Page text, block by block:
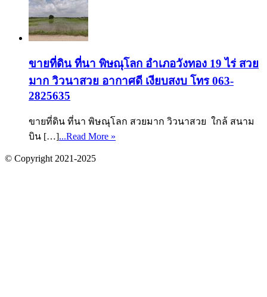
ขายที่ดิน ที่นา พิษณุโลก อำเภอวังทอง 19 ไร่ สวย
มาก วิวนาสวย อากาศดี เงียบสงบ โทร 063-
2825635
ขายที่ดิน ที่นา พิษณุโลก สวยมาก วิวนาสวย ใกล้ สนาม
บิน […]...Read More »
© Copyright 2021-2025